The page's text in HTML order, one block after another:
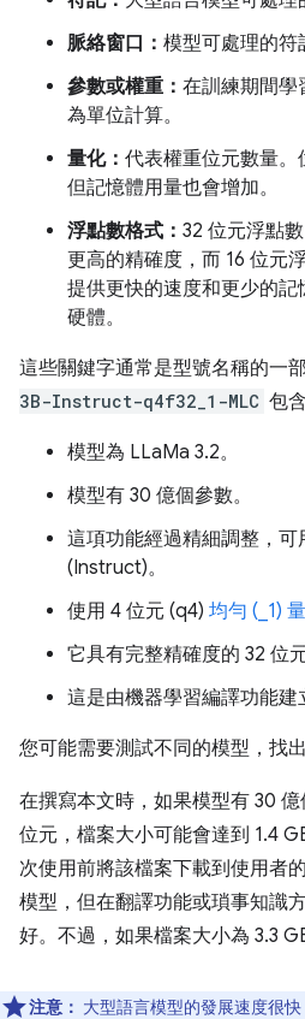
脈絡窗口： 模型可處理的符
參數或權重： 在訓練期間學
為單位計算。
量化： 代表權重位元數量。
但記憶體用量也會增加。
浮點數格式： 32 位元浮點
更高的精確度，而 16 位元
提供更快的速度和更少的
硬體。
這些關鍵字通常是型號名稱的一
3B-Instruct-q4f32_1-MLC 包
模型為 LLaMa 3.2。
模型有 30 億個參數。
這項功能經過精細調整，
(Instruct)。
使用 4 位元 (q4) 均勻 (_1)
它具有完整精確度的 32 位
這是由機器學習編譯功能建
您可能需要測試不同的模型，找
在撰寫本文時，如果模型有 30
位元，檔案大小可能會達到 1.4
次使用前將該檔案下載到使用者
模型，但在翻譯功能或瑣事知識
好。不過，如果檔案大小為 3.3
注意： 大型語言模型的發展速度很